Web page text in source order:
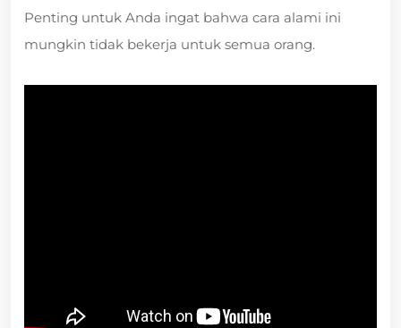
Penting untuk Anda ingat bahwa cara alami ini
mungkin tidak bekerja untuk semua orang.